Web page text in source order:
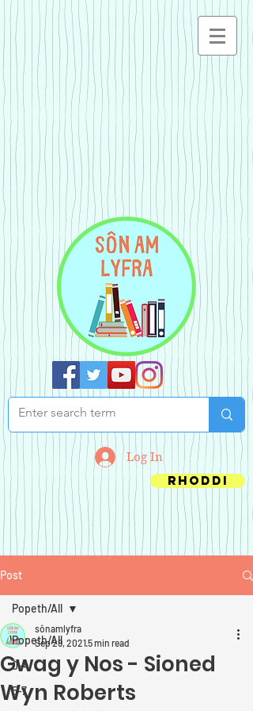
Log In
Rhoddi
Post
Popeth/All
0-4
5-7
Popeth/All
Gwag y Nos - Sioned
Wyn Roberts
sônamlyfra
Sep 29, 20215 min read